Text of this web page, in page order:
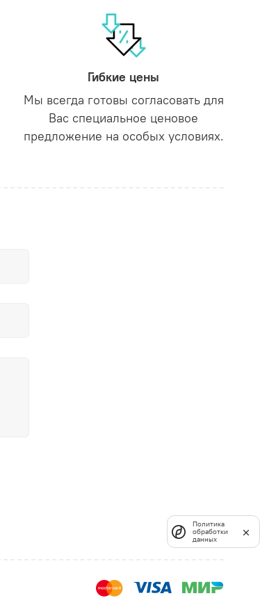
Гибкие цены
Мы всегда готовы согласовать для
Вас специальное ценовое
предложение на особых условиях.
Политика
обработки
данных